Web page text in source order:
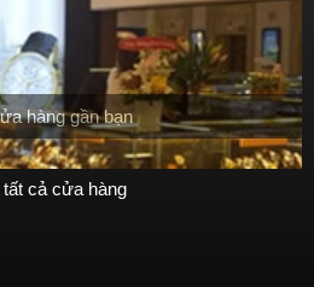
hàng gần bạn
tất cả cửa hàng